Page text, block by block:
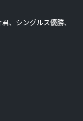
、シングルス優勝、